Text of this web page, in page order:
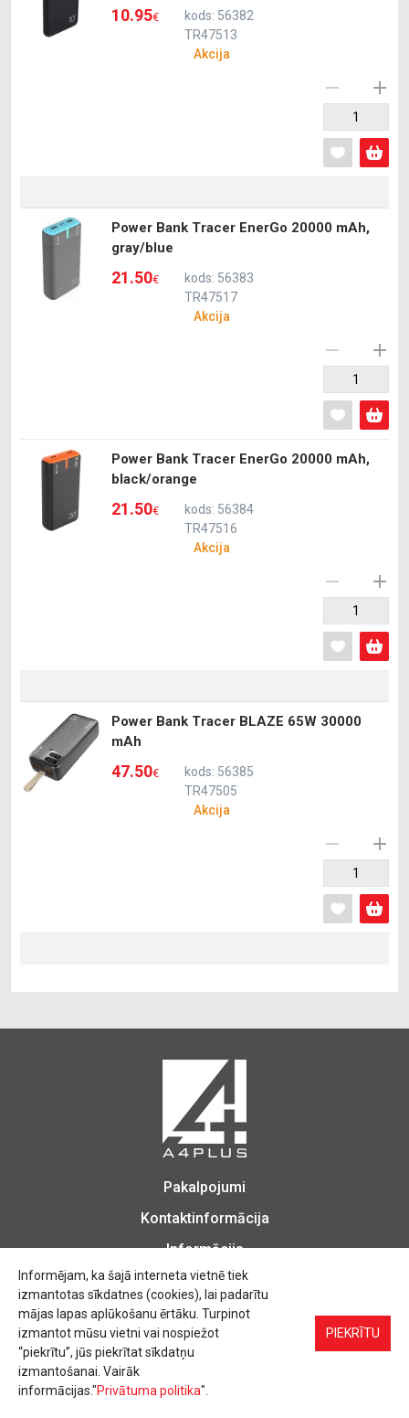
10.95€
kods: 56382
TR47513
Akcija
Power Bank Tracer EnerGo 20000 mAh,
gray/blue
21.50€
kods: 56383
TR47517
Akcija
Power Bank Tracer EnerGo 20000 mAh,
black/orange
21.50€
kods: 56384
TR47516
Akcija
Power Bank Tracer BLAZE 65W 30000
mAh
47.50€
kods: 56385
TR47505
Akcija
Biroja Preces, Zīmogu izgatavošana, Printēšana, Kopēšana, Iesiešana,
Vizītkartes, Skrejlapas, Uzlīmes.
Pakalpojumi
Kontaktinformācija
Informācija
Informējam, ka šajā interneta vietnē tiek
izmantotas sīkdatnes (cookies), lai padarītu
mājas lapas aplūkošanu ērtāku. Turpinot
izmantot mūsu vietni vai nospiežot
“piekrītu”, jūs piekrītat sīkdatņu
izmantošanai. Vairāk
informācijas."Privātuma politika".
PIEKRĪTU